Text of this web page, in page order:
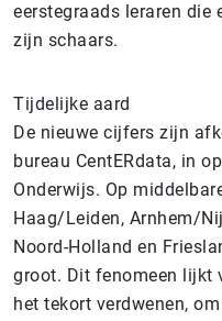
eerstegraads leraren die
zijn schaars.
Tijdelijke aard
De nieuwe cijfers zijn
bureau CentERdata, in
Onderwijs. Op
Haag/Leiden, Arnhem/
Noord-Holland en
groot. Dit fenomeen lijkt
het tekort verdwenen,